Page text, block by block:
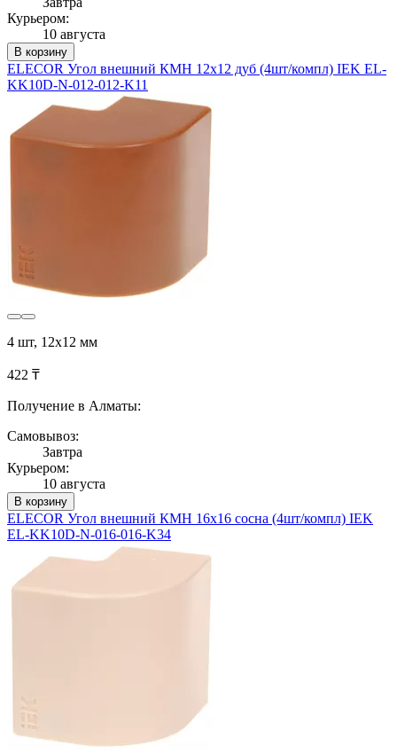
Курьером:
10 августа
В корзину
ELECOR Угол внешний КМН 12х12 дуб (4шт/компл) IEK EL-
KK10D-N-012-012-K11
4 шт, 12х12 мм
422 ₸
Получение в Алматы:
Самовывоз:
Завтра
Курьером:
10 августа
В корзину
ELECOR Угол внешний КМН 16х16 сосна (4шт/компл) IEK
EL-KK10D-N-016-016-K34